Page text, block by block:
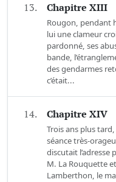
13. Chapitre XIII
Rougon, pendant
lui une clameur
pardonné, ses
bande,
des gendarmes
c’était...
14. Chapitre XIV
Trois ans plus
séance très-
discutait
M. La Rouquette
Lamberthon, le